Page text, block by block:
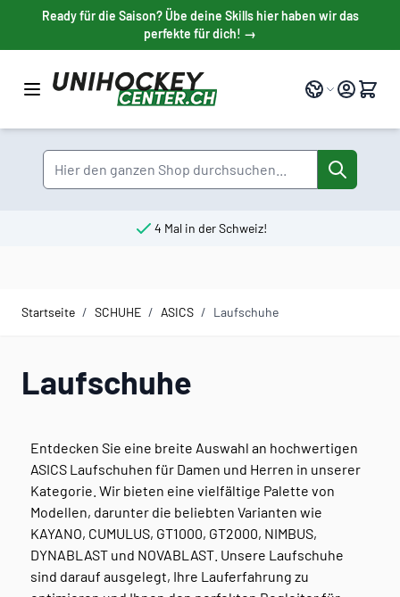
Direkt zum Inhalt
Ready für die Saison? Übe deine Skills hier haben wir das
perfekte für dich! →
Sprache
Suche
4 Mal in der Schweiz!
Startseite / SCHUHE / ASICS / Laufschuhe
Laufschuhe
Entdecken Sie eine breite Auswahl an hochwertigen
ASICS Laufschuhen für Damen und Herren in unserer
Kategorie. Wir bieten eine vielfältige Palette von
Modellen, darunter die beliebten Varianten wie
KAYANO, CUMULUS, GT1000, GT2000, NIMBUS,
DYNABLAST und NOVABLAST. Unsere Laufschuhe
sind darauf ausgelegt, Ihre Lauferfahrung zu